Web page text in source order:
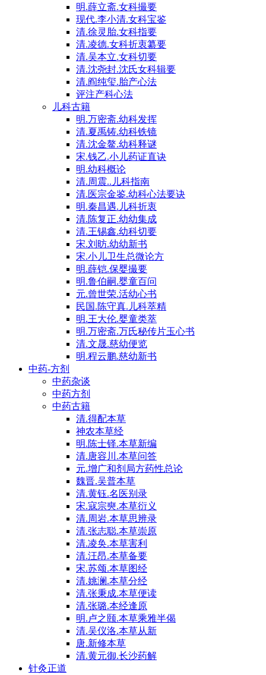
明.薛立斋.女科撮要
现代.李小清.女科宝鉴
清.徐灵胎.女科指要
清.凌德.女科折衷纂要
清.吴本立.女科切要
清.沈尧封.沈氏女科辑要
清.阎纯玺.胎产心法
评注产科心法
儿科古籍
明.万密斋.幼科发挥
清.夏禹铸.幼科铁镜
清.沈金鳌.幼科释谜
宋.钱乙.小儿药证直诀
明.幼科概论
清.周震..儿科指南
清.医宗金鉴.幼科心法要诀
明.秦昌遇.儿科折衷
清.陈复正.幼幼集成
清.王锡鑫.幼科切要
宋.刘昉.幼幼新书
宋.小儿卫生总微论方
明.薛铠.保婴撮要
明.鲁伯嗣.婴童百问
元.曾世荣.活幼心书
民国.陈守真.儿科萃精
明.王大伦.婴童类萃
明.万密斋.万氏秘传片玉心书
清.文晟.慈幼便览
明.程云鹏.慈幼新书
中药-方剂
中药杂谈
中药方剂
中药古籍
清.得配本草
神农本草经
明.陈士铎.本草新编
清.唐容川.本草问答
元.增广和剂局方药性总论
魏晋.吴普本草
清.黄钰.名医别录
宋.寇宗奭.本草衍义
清.周岩.本草思辨录
清.张志聪.本草崇原
清.凌奂.本草害利
清.汪昂.本草备要
宋.苏颂.本草图经
清.姚澜.本草分经
清.张秉成.本草便读
清.张璐.本经逢原
明.卢之颐.本草乘雅半偈
清.吴仪洛.本草从新
唐.新修本草
清.黄元御.长沙药解
针灸正道